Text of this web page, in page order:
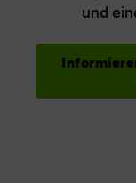
und